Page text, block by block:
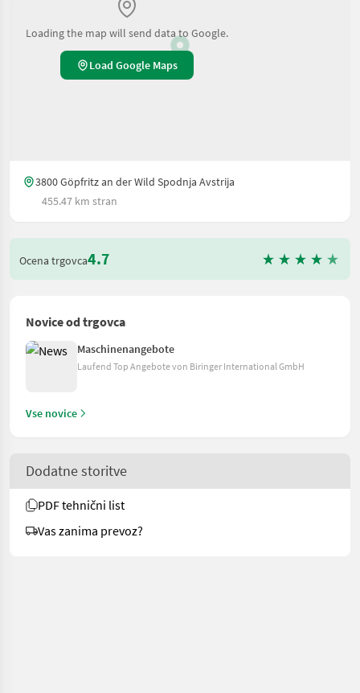
Loading the map will send data to Google.
Load Google Maps
3800 Göpfritz an der Wild Spodnja Avstrija
455.47 km stran
Ocena trgovca4.7
Novice od trgovca
Maschinenangebote
Laufend Top Angebote von Biringer International GmbH
Vse novice
Dodatne storitve
PDF tehnični list
Vas zanima prevoz?